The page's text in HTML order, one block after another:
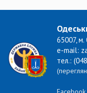
65007,
e-mail:
тел.: